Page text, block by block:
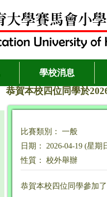
學校消息
恭賀本校四位同學於
比賽類別： 一般
日期： 2026-04-19 (星期
性質： 校外舉辦
恭賀本校四位同學參加